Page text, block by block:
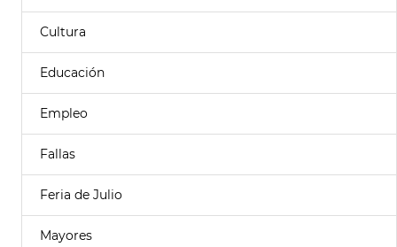
Cultura
Educación
Empleo
Fallas
Feria de Julio
Mayores